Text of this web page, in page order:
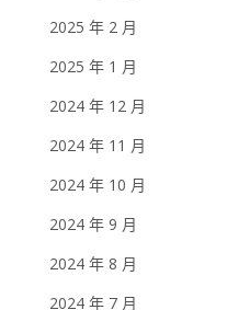
2025 年 2 月
2025 年 1 月
2024 年 12 月
2024 年 11 月
2024 年 10 月
2024 年 9 月
2024 年 8 月
2024 年 7 月